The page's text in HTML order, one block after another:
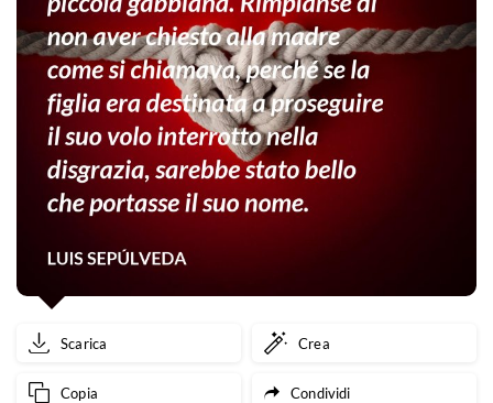
Scarica Crea
Copia Condividi